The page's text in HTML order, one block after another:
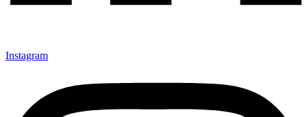
Instagram